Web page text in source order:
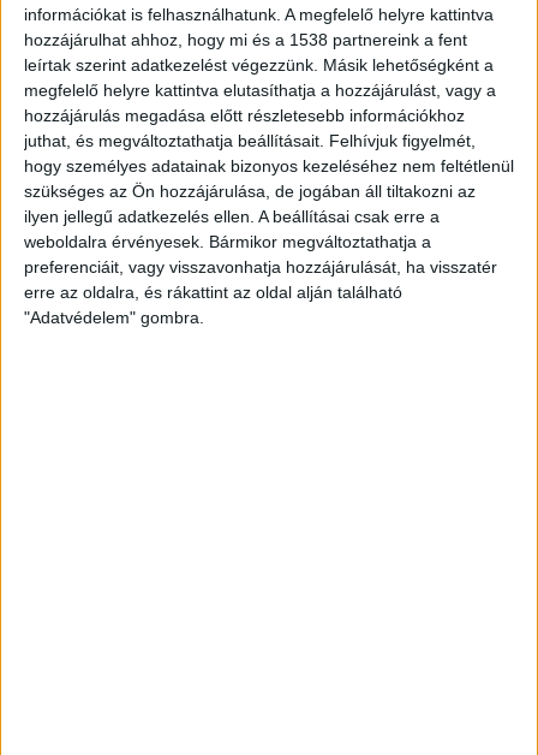
információkat is felhasználhatunk. A megfelelő helyre kattintva
hozzájárulhat ahhoz, hogy mi és a 1538 partnereink a fent
leírtak szerint adatkezelést végezzünk. Másik lehetőségként a
megfelelő helyre kattintva elutasíthatja a hozzájárulást, vagy a
hozzájárulás megadása előtt részletesebb információkhoz
juthat, és megváltoztathatja beállításait. Felhívjuk figyelmét,
hogy személyes adatainak bizonyos kezeléséhez nem feltétlenül
szükséges az Ön hozzájárulása, de jogában áll tiltakozni az
ilyen jellegű adatkezelés ellen. A beállításai csak erre a
weboldalra érvényesek. Bármikor megváltoztathatja a
preferenciáit, vagy visszavonhatja hozzájárulását, ha visszatér
erre az oldalra, és rákattint az oldal alján található
"Adatvédelem" gombra.
Hoppon maradtak a villanyautós támogatási
program utolsó pályázói